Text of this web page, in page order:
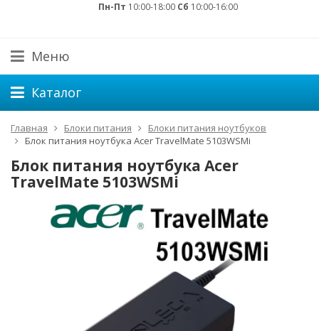
Пн-Пт 10:00-18:00 Сб 10:00-16:00
Меню
Каталог
Главная Блоки питания
Блоки питания ноутбуков
Блок питания ноутбука Acer TravelMate 5103WSMi
Блок питания ноутбука Acer
TravelMate 5103WSMi